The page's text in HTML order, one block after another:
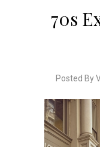
70s
Posted By